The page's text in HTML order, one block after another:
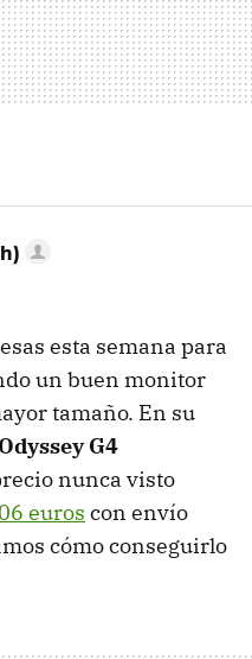
esta semana para
un buen monitor
tamaño. En su
Odyssey G4
nunca visto
euros con envío
cómo conseguirlo